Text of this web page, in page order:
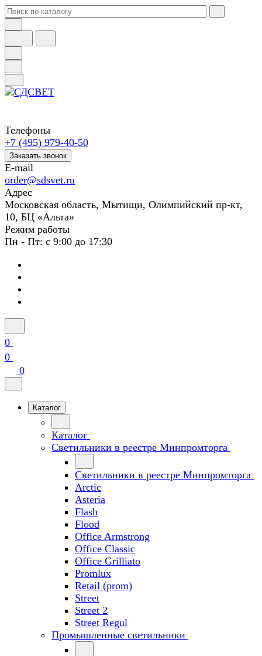
Телефоны
+7 (495) 979-40-50
Заказать звонок
E-mail
order@sdsvet.ru
Адрес
Московская область, Мытищи, Олимпийский пр-кт,
10, БЦ «Альта»
Режим работы
Пн - Пт: с 9:00 до 17:30
0
0
0
Каталог
Каталог
Светильники в реестре Минпромторга
Светильники в реестре Минпромторга
Arctic
Asteria
Flash
Flood
Office Armstrong
Office Classic
Office Grilliato
Promlux
Retail (prom)
Street
Street 2
Street Regul
Промышленные светильники